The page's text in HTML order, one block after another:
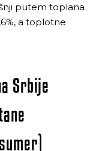
putem toplana
a toplotne
Srbije